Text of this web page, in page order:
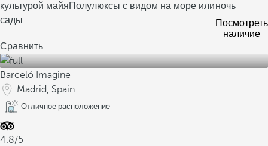
культурой майяПолулюксы с видом на море или
сады
ночь
Посмотреть
наличие
Сравнить
Barceló Imagine
Madrid, Spain
Отличное расположение
4.8/5